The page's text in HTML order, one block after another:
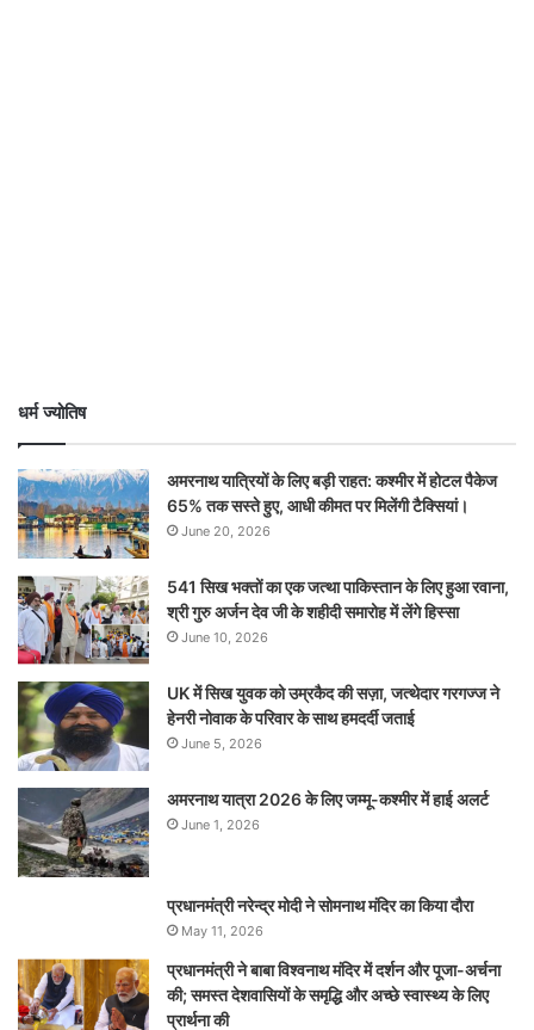
धर्म ज्योतिष
अमरनाथ यात्रियों के लिए बड़ी राहत: कश्मीर में होटल पैकेज
65% तक सस्ते हुए, आधी कीमत पर मिलेंगी टैक्सियां।
June 20, 2026
541 सिख भक्तों का एक जत्था पाकिस्तान के लिए हुआ रवाना,
श्री गुरु अर्जन देव जी के शहीदी समारोह में लेंगे हिस्सा
June 10, 2026
UK में सिख युवक को उम्रकैद की सज़ा, जत्थेदार गरगज्ज ने
हेनरी नोवाक के परिवार के साथ हमदर्दी जताई
June 5, 2026
अमरनाथ यात्रा 2026 के लिए जम्मू-कश्मीर में हाई अलर्ट
June 1, 2026
प्रधानमंत्री नरेन्‍द्र मोदी ने सोमनाथ मंदिर का किया दौरा
May 11, 2026
प्रधानमंत्री ने बाबा विश्वनाथ मंदिर में दर्शन और पूजा-अर्चना
की; समस्‍त देशवासियों के समृद्धि और अच्छे स्वास्थ्य के लिए
प्रार्थना की